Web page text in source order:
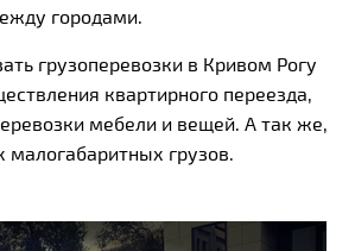
городами.
грузоперевозки в Кривом Рогу
квартирного переезда,
мебели и вещей. А так же,
малогабаритных грузов.